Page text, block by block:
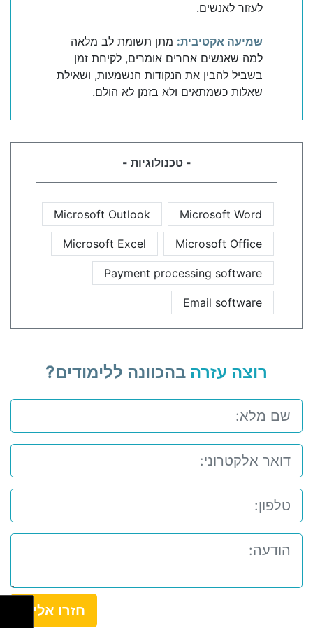
לעזור לאנשים.
שמיעה אקטיבית: מתן תשומת לב מלאה
למה שאנשים אחרים אומרים, לקיחת זמן
בשביל להבין את הנקודות הנשמעות, ושאילת
שאלות כשמתאים ולא בזמן לא הולם.
- טכנולוגיות -
Microsoft Word
Microsoft Outlook
Microsoft Office
Microsoft Excel
Payment processing software
Email software
רוצה עזרה בהכוונה ללימודים?
חזרו אלי